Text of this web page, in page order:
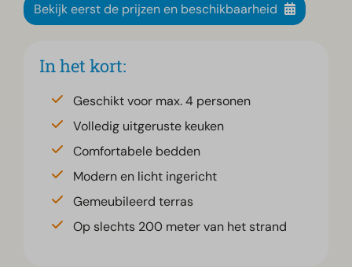
Bekijk eerst de prijzen en beschikbaarheid
In het kort:
Geschikt voor max. 4 personen
Volledig uitgeruste keuken
Comfortabele bedden
Modern en licht ingericht
Gemeubileerd terras
Op slechts 200 meter van het strand